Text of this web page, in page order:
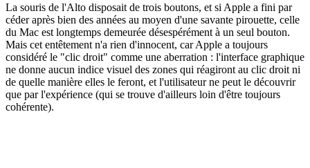
La souris de l'Alto disposait de trois boutons, et si Apple a fini par
céder après bien des années au moyen d'une savante pirouette, celle
du Mac est longtemps demeurée désespérément à un seul bouton.
Mais cet entêtement n'a rien d'innocent, car Apple a toujours
considéré le "clic droit" comme une aberration : l'interface graphique
ne donne aucun indice visuel des zones qui réagiront au clic droit ni
de quelle manière elles le feront, et l'utilisateur ne peut le découvrir
que par l'expérience (qui se trouve d'ailleurs loin d'être toujours
cohérente).